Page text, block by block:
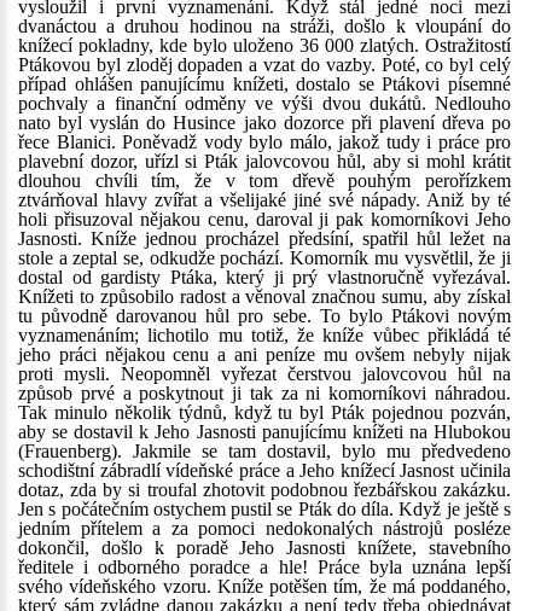
vysloužil i první vyznamenání. Když stál jedné noci mezi
dvanáctou a druhou hodinou na stráži, došlo k vloupání do
knížecí pokladny, kde bylo uloženo 36 000 zlatých. Ostražitostí
Ptákovou byl zloděj dopaden a vzat do vazby. Poté, co byl celý
případ ohlášen panujícímu knížeti, dostalo se Ptákovi písemné
pochvaly a finanční odměny ve výši dvou dukátů. Nedlouho
nato byl vyslán do Husince jako dozorce při plavení dřeva po
řece Blanici. Poněvadž vody bylo málo, jakož tudy i práce pro
plavební dozor, uřízl si Pták jalovcovou hůl, aby si mohl krátit
dlouhou chvíli tím, že v tom dřevě pouhým perořízkem
ztvárňoval hlavy zvířat a všelijaké jiné své nápady. Aniž by té
holi přisuzoval nějakou cenu, daroval ji pak komorníkovi Jeho
Jasnosti. Kníže jednou procházel předsíní, spatřil hůl ležet na
stole a zeptal se, odkudže pochází. Komorník mu vysvětlil, že ji
dostal od gardisty Ptáka, který ji prý vlastnoručně vyřezával.
Knížeti to způsobilo radost a věnoval značnou sumu, aby získal
tu původně darovanou hůl pro sebe. To bylo Ptákovi novým
vyznamenáním; lichotilo mu totiž, že kníže vůbec přikládá té
jeho práci nějakou cenu a ani peníze mu ovšem nebyly nijak
proti mysli. Neopomněl vyřezat čerstvou jalovcovou hůl na
způsob prvé a poskytnout ji tak za ni komorníkovi náhradou.
Tak minulo několik týdnů, když tu byl Pták pojednou pozván,
aby se dostavil k Jeho Jasnosti panujícímu knížeti na Hlubokou
(Frauenberg). Jakmile se tam dostavil, bylo mu předvedeno
schodištní zábradlí vídeňské práce a Jeho knížecí Jasnost učinila
dotaz, zda by si troufal zhotovit podobnou řezbářskou zakázku.
Jen s počátečním ostychem pustil se Pták do díla. Když je ještě s
jedním přítelem a za pomoci nedokonalých nástrojů posléze
dokončil, došlo k poradě Jeho Jasnosti knížete, stavebního
ředitele i odborného poradce a hle! Práce byla uznána lepší
svého vídeňského vzoru. Kníže potěšen tím, že má poddaného,
který sám zvládne danou zakázku a není tedy třeba objednávat